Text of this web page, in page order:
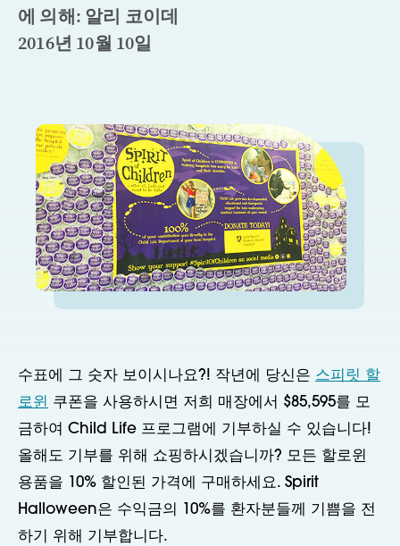
에 의해: 알리 코이데
2016년 10월 10일
수표에 그 숫자 보이시나요?! 작년에 당신은 스피릿 할
로윈 쿠폰을 사용하시면 저희 매장에서 $85,595를 모
금하여 Child Life 프로그램에 기부하실 수 있습니다!
올해도 기부를 위해 쇼핑하시겠습니까? 모든 할로윈
용품을 10% 할인된 가격에 구매하세요. Spirit
Halloween은 수익금의 10%를 환자분들께 기쁨을 전
하기 위해 기부합니다.